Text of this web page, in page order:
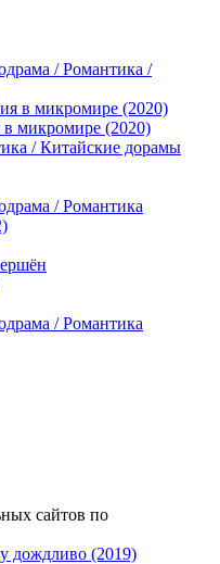
/ Романтика /
микромире (2020)
/ Китайские дорамы
/ Романтика
/ Романтика
сайтов по
дождливо (2019)